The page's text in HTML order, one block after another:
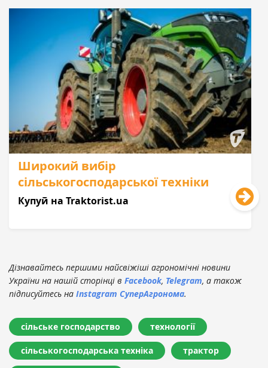
Широкий вибір
сільськогосподарської техніки
Купуй на Traktorist.ua
Дізнавайтесь першими найсвіжіші агрономічні новини
України на нашій сторінці в Facebook, Telegram, а також
підписуйтесь на Instagram СуперАгронома.
сільське господарство технології
сільськогосподарська техніка трактор